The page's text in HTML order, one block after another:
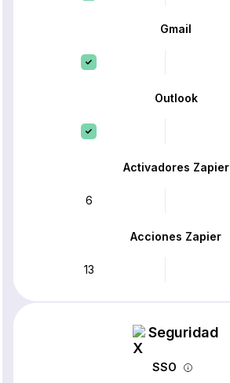
Gmail
Outlook
Activadores Zapier
6
Acciones Zapier
13
Seguridad
SSO